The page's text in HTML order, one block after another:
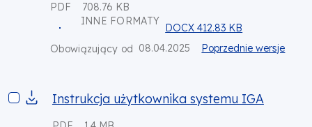
PDF
708.76 KB
INNE FORMATY
DOCX 412.83 KB
Obowiązujący od 08.04.2025 Poprzednie wersje
Instrukcja użytkownika systemu IGA
Instrukcja użytkownika systemu IGA